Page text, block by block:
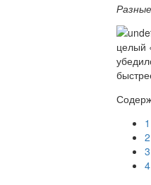
1
2
3
4